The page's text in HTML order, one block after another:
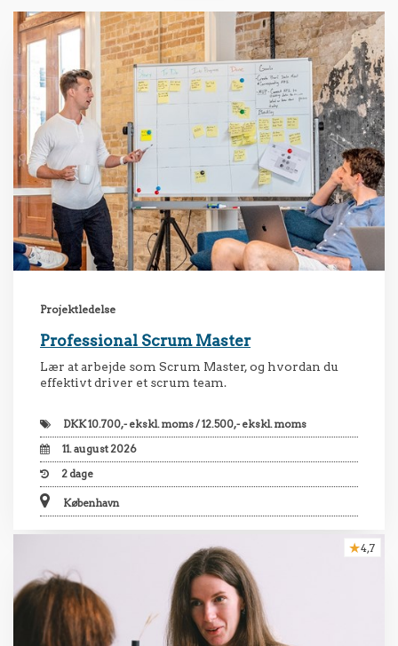
Projektledelse
Professional Scrum Master
Lær at arbejde som Scrum Master, og hvordan du
effektivt driver et scrum team.
DKK10.700,- ekskl. moms / 12.500,- ekskl. moms
11. august 2026
2 dage
København
4,7